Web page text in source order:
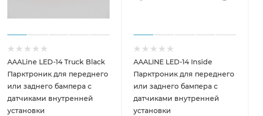
AAALine LED-14 Truck Black
Парктроник для переднего
или заднего бампера с
датчиками внутренней
установки
AAALINE LED-14 Inside
Парктроник для переднего
или заднего бампера с
датчиками внутренней
установки